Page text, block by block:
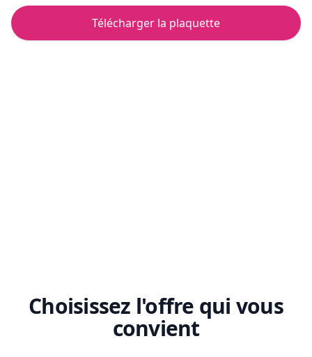
Télécharger la plaquette
Choisissez l'offre qui vous
convient